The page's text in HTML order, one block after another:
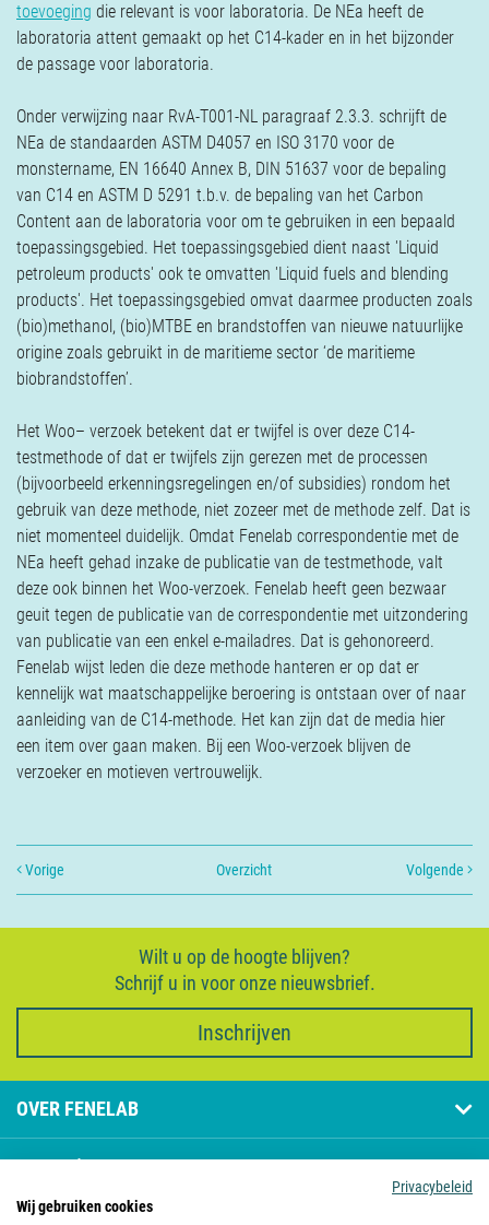
toevoeging die relevant is voor laboratoria. De NEa heeft de
laboratoria attent gemaakt op het C14-kader en in het bijzonder
de passage voor laboratoria.
Onder verwijzing naar RvA-T001-NL paragraaf 2.3.3. schrijft de
NEa de standaarden ASTM D4057 en ISO 3170 voor de
monstername, EN 16640 Annex B, DIN 51637 voor de bepaling
van C14 en ASTM D 5291 t.b.v. de bepaling van het Carbon
Content aan de laboratoria voor om te gebruiken in een bepaald
toepassingsgebied. Het toepassingsgebied dient naast 'Liquid
petroleum products' ook te omvatten 'Liquid fuels and blending
products'. Het toepassingsgebied omvat daarmee producten zoals
(bio)methanol, (bio)MTBE en brandstoffen van nieuwe natuurlijke
origine zoals gebruikt in de maritieme sector ‘de maritieme
biobrandstoffen’.
Het Woo– verzoek betekent dat er twijfel is over deze C14-
testmethode of dat er twijfels zijn gerezen met de processen
(bijvoorbeeld erkenningsregelingen en/of subsidies) rondom het
gebruik van deze methode, niet zozeer met de methode zelf. Dat is
niet momenteel duidelijk. Omdat Fenelab correspondentie met de
NEa heeft gehad inzake de publicatie van de testmethode, valt
deze ook binnen het Woo-verzoek. Fenelab heeft geen bezwaar
geuit tegen de publicatie van de correspondentie met uitzondering
van publicatie van een enkel e-mailadres. Dat is gehonoreerd.
Fenelab wijst leden die deze methode hanteren er op dat er
kennelijk wat maatschappelijke beroering is ontstaan over of naar
aanleiding van de C14-methode. Het kan zijn dat de media hier
een item over gaan maken. Bij een Woo-verzoek blijven de
verzoeker en motieven vertrouwelijk.
Vorige Overzicht Volgende
Wilt u op de hoogte blijven?
Schrijf u in voor onze nieuwsbrief.
Inschrijven
OVER FENELAB
PAGINA'S
Privacybeleid
Wij gebruiken cookies